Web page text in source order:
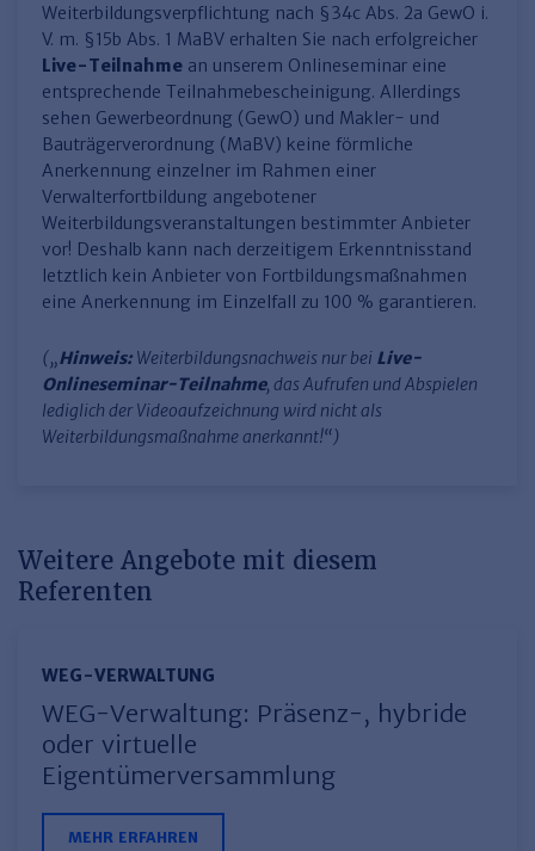
Weiterbildungsverpflichtung nach §34c Abs. 2a GewO i.
V. m. §15b Abs. 1 MaBV erhalten Sie nach erfolgreicher
Live-Teilnahme an unserem Onlineseminar eine
entsprechende Teilnahmebescheinigung. Allerdings
sehen Gewerbeordnung (GewO) und Makler- und
Bauträgerverordnung (MaBV) keine förmliche
Anerkennung einzelner im Rahmen einer
Verwalterfortbildung angebotener
Weiterbildungsveranstaltungen bestimmter Anbieter
vor! Deshalb kann nach derzeitigem Erkenntnisstand
letztlich kein Anbieter von Fortbildungsmaßnahmen
eine Anerkennung im Einzelfall zu 100 % garantieren.
(„Hinweis: Weiterbildungsnachweis nur bei Live-
Onlineseminar-Teilnahme, das Aufrufen und Abspielen
lediglich der Videoaufzeichnung wird nicht als
Weiterbildungsmaßnahme anerkannt!“)
Weitere Angebote mit diesem
Referenten
WEG-VERWALTUNG
WEG-Verwaltung: Präsenz-, hybride
oder virtuelle
Eigentümerversammlung
MEHR ERFAHREN